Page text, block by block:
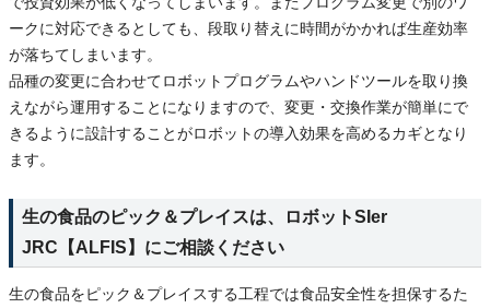
ークに対応できるとしても、段取り替えに時間がかかれば生産効率
が落ちてしまいます。
品種の変更に合わせてロボットプログラムやハンドツールを取り換
えながら運用することになりますので、変更・交換作業が簡単にで
きるように設計することがロボットの導入効果を高めるカギとなり
ます。
生の食品のピック＆プレイスは、ロボットSIer
JRC【ALFIS】にご相談ください
生の食品をピック＆プレイスする工程では食品安全性を担保するた